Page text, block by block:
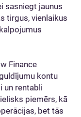
sasniegt jaunus
tirgus, vienlaikus
Finance
kontu
un rentabli
piemērs, kā
bet tās